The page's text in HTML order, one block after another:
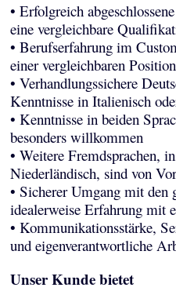
• Erfolgreich
eine vergleichbare
• Berufserfahrung im
einer vergleichbaren
• Verhandlungssichere
Kenntnisse in Italienisch
• Kenntnisse in beiden
besonders willkommen
• Weitere Fremdsprachen,
Niederländisch, sind von
• Sicherer Umgang mit
idealerweise Erfahrung mit
• Kommunikationsstärke,
und eigenverantwortliche
Unser Kunde bietet